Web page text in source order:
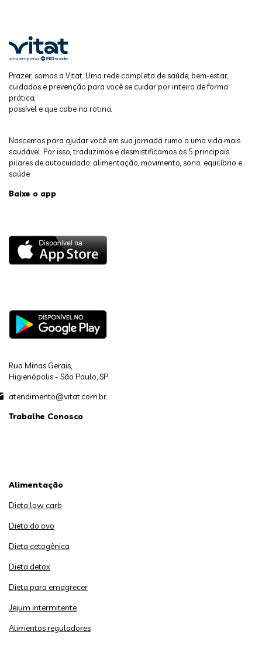
Prazer, somos a Vitat. Uma rede completa de saúde, bem-estar,
cuidados e prevenção para você se cuidar por inteiro de forma
prática,
possível e que cabe na rotina.
Nascemos para ajudar você em sua jornada rumo a uma vida mais
saudável. Por isso, traduzimos e desmistificamos os 5 principais
pilares de autocuidado: alimentação, movimento, sono, equilíbrio e
saúde.
Baixe o app
Rua Minas Gerais,
Higienópolis - São Paulo, SP
atendimento@vitat.com.br
Trabalhe Conosco
Alimentação
Dieta low carb
Dieta do ovo
Dieta cetogênica
Dieta detox
Dieta para emagrecer
Jejum intermitente
Alimentos reguladores